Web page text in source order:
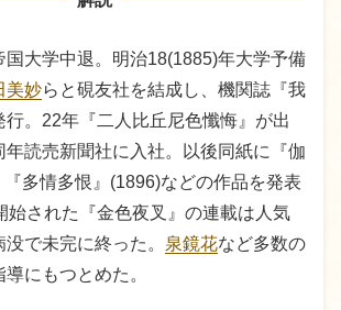
国大学中退。明治18(1885)年大学予備
美妙らと硯友社を結成し、機関誌『我
行。22年『二人比丘尼色懺悔』が出
年読売新聞社に入社。以後同紙に『伽
多情多恨』(1896)などの作品を発表
始された『金色夜叉』の連載は人気
で未完に終った。 泉鏡花など多数の
にもつとめた。